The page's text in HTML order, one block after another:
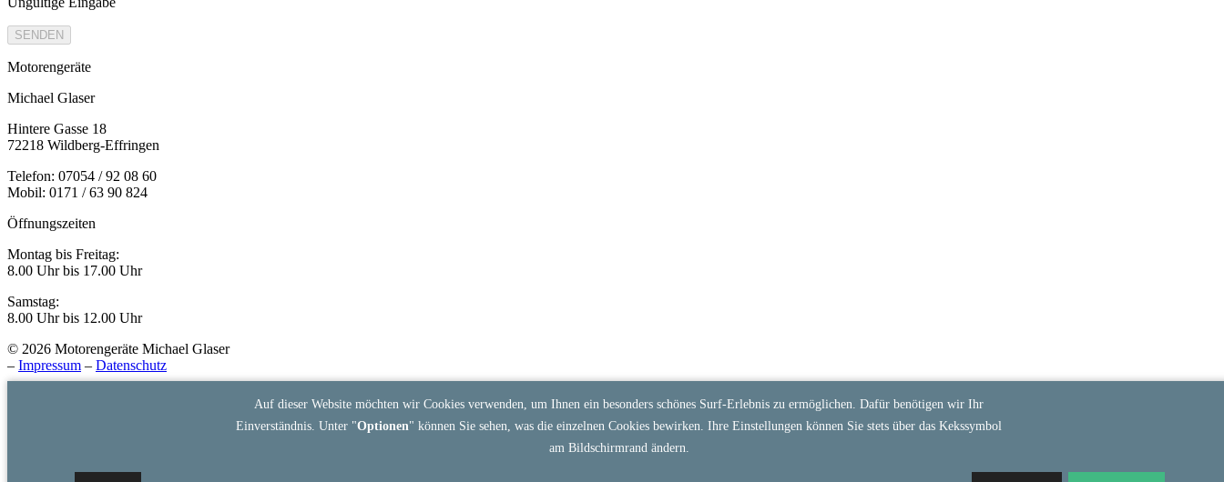
SENDEN
Motorengeräte
Michael Glaser
Hintere Gasse 18
72218 Wildberg-Effringen
Telefon: 07054 / 92 08 60
Mobil: 0171 / 63 90 824
Öffnungszeiten
Montag bis Freitag:
8.00 Uhr bis 17.00 Uhr
Samstag:
8.00 Uhr bis 12.00 Uhr
© 2026 Motorengeräte Michael Glaser
– Impressum – Datenschutz
Auf dieser Website möchten wir Cookies verwenden, um Ihnen ein besonders schönes Surf-Erlebnis zu ermöglichen. Dafür benötigen wir Ihr
Einverständnis. Unter "Optionen" können Sie sehen, was die einzelnen Cookies bewirken. Ihre Einstellungen können Sie stets über das Kekssymbol
am Bildschirmrand ändern.